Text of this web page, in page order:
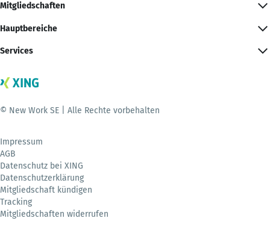
Mitgliedschaften
Hauptbereiche
Services
© New Work SE | Alle Rechte vorbehalten
Impressum
AGB
Datenschutz bei XING
Datenschutzerklärung
Mitgliedschaft kündigen
Tracking
Mitgliedschaften widerrufen